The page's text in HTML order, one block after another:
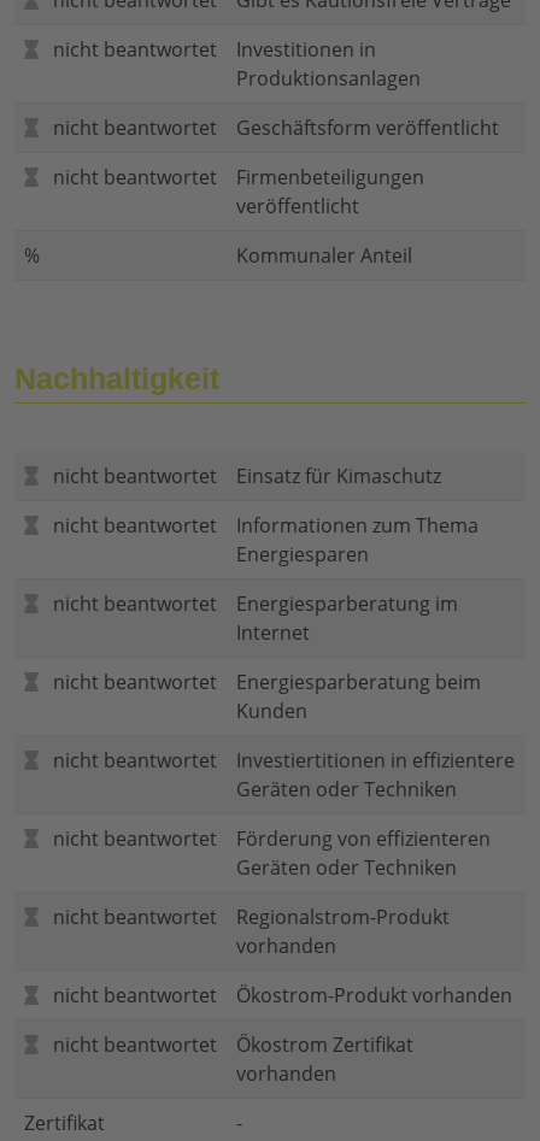
nicht beantwortet
Investitionen in
Produktionsanlagen
nicht beantwortet
Geschäftsform veröffentlicht
nicht beantwortet
Firmenbeteiligungen
veröffentlicht
%
Kommunaler Anteil
Nachhaltigkeit
nicht beantwortet
Einsatz für Kimaschutz
nicht beantwortet
Informationen zum Thema
Energiesparen
nicht beantwortet
Energiesparberatung im
Internet
nicht beantwortet
Energiesparberatung beim
Kunden
nicht beantwortet
Investiertitionen in effizientere
Geräten oder Techniken
nicht beantwortet
Förderung von effizienteren
Geräten oder Techniken
nicht beantwortet
Regionalstrom-Produkt
vorhanden
nicht beantwortet
Ökostrom-Produkt vorhanden
nicht beantwortet
Ökostrom Zertifikat
vorhanden
Zertifikat
-